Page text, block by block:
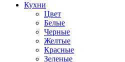
Кухни
Цвет
Белые
Черные
Желтые
Красные
Зеленые